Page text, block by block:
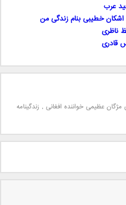
عرب
اشکان خطیبی بنام زندگی من
ناظری
قادری
مژگان عظیمی خواننده افغانی , زندگینامه